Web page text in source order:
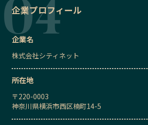
企業プロフィール
企業名
株式会社シティネット
所在地
〒220-0003
神奈川県横浜市西区楠町14-5